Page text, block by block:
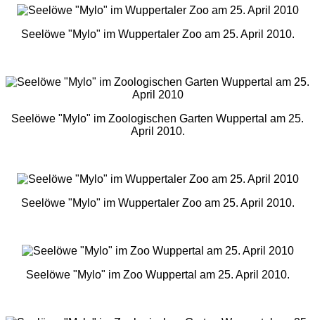
Seelöwe "Mylo" im Wuppertaler Zoo am 25. April 2010.
Seelöwe "Mylo" im Zoologischen Garten Wuppertal am 25.
April 2010.
Seelöwe "Mylo" im Wuppertaler Zoo am 25. April 2010.
Seelöwe "Mylo" im Zoo Wuppertal am 25. April 2010.